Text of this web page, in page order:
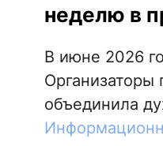
неделю в
В июне 2026
Организаторы
объединила